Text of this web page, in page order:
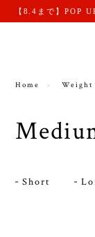
【8.4まで】POP
Home Weight
Short